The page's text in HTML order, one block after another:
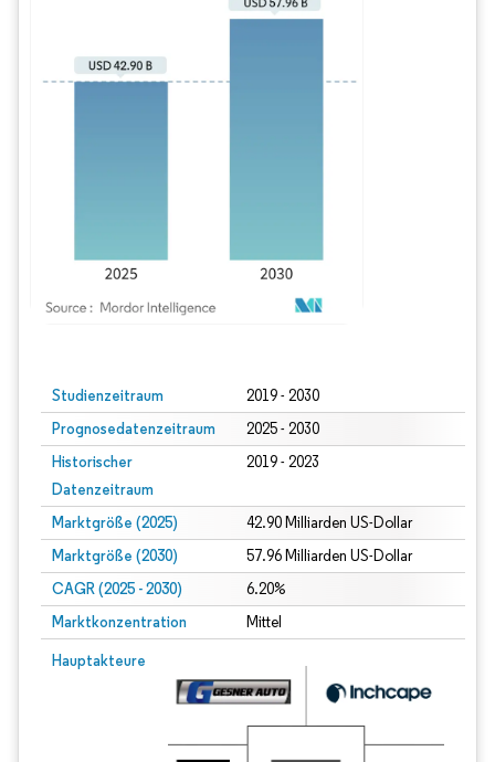
Studienzeitraum 2019 - 2030
Prognosedatenzeitraum 2025 - 2030
Historischer
Datenzeitraum
2019 - 2023
Marktgröße (2025) 42.90 Milliarden US-Dollar
Marktgröße (2030) 57.96 Milliarden US-Dollar
CAGR (2025 - 2030) 6.20%
Marktkonzentration Mittel
Hauptakteure